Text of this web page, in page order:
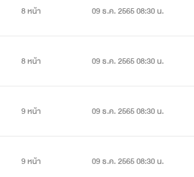
8 หน้า 09 ธ.ค. 2565 08:30 น.
8 หน้า 09 ธ.ค. 2565 08:30 น.
9 หน้า 09 ธ.ค. 2565 08:30 น.
9 หน้า 09 ธ.ค. 2565 08:30 น.